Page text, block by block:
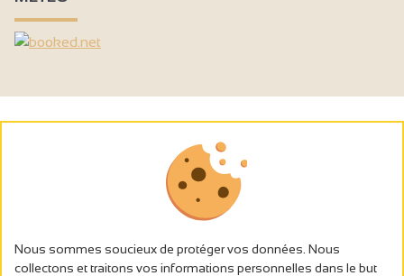
Nous sommes soucieux de protéger vos données. Nous
collectons et traitons vos informations personnelles dans le but